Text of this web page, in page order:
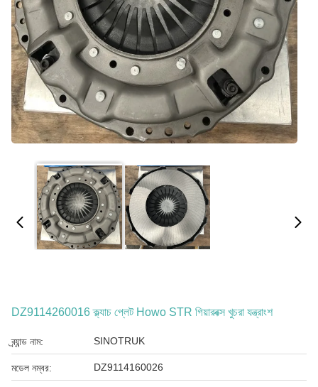
DZ9114260016 ক্ল্যাচ প্লেট Howo STR গিয়ারবক্স খুচরা যন্ত্রাংশ
ব্র্যান্ড নাম: SINOTRUK
মডেল নম্বর: DZ9114160026